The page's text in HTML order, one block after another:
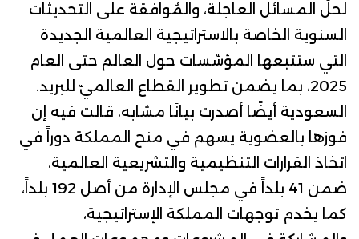
لحلّ المسائل العاجلة، والمُوافقة على التحديثات
السنوية الخاصة بالاستراتيجية العالمية الجديدة
التي ستتبعها المؤسّسات حول العالم حتى العام
2025، بما يضمن تطوير القطاع العالميّ للبريد.
السعودية أيضًا أصدرت بيانًا مشابه، قالت فيه إن
فوزها بالعضوية يسهم في منح المملكة دوراً في
اتخاذ القرارات التنظيمية والتشريعية العالمية،
ضمن 41 بلداً في مجلس الإدارة من أصل 192 بلداً،
كما يخدم توجهات المملكة الإستراتيجية،